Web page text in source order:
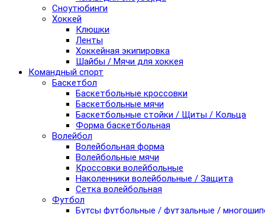
Сноутюбинги
Хоккей
Клюшки
Ленты
Хоккейная экипировка
Шайбы / Мячи для хоккея
Командный спорт
Баскетбол
Баскетбольные кроссовки
Баскетбольные мячи
Баскетбольные стойки / Щиты / Кольца
Форма баскетбольная
Волейбол
Волейбольная форма
Волейбольные мячи
Кроссовки волейбольные
Наколенники волейбольные / Защита
Сетка волейбольная
Футбол
Бутсы футбольные / футзальные /